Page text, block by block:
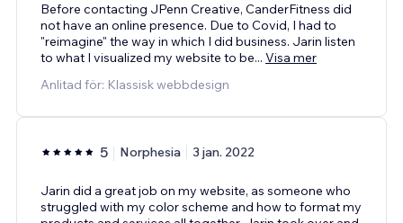
Before contacting JPenn Creative, CanderFitness did
not have an online presence. Due to Covid, I had to
"reimagine" the way in which I did business. Jarin listen
to what I visualized my website to be... Visa mer
Anlitad för: Klassisk webbdesign
5 Norphesia 3 jan. 2022
Jarin did a great job on my website, as someone who
struggled with my color scheme and how to format my